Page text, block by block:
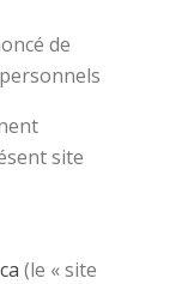
de
site
(le « site